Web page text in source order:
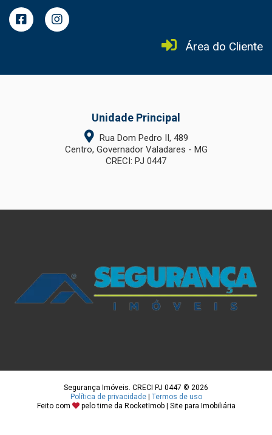
Área do Cliente
Unidade Principal
Rua Dom Pedro II, 489
Centro, Governador Valadares - MG
CRECI: PJ 0447
Segurança Imóveis. CRECI PJ 0447 © 2026
Política de privacidade| Termos de uso
Feito com
pelo time da RocketImob | Site para Imobiliária